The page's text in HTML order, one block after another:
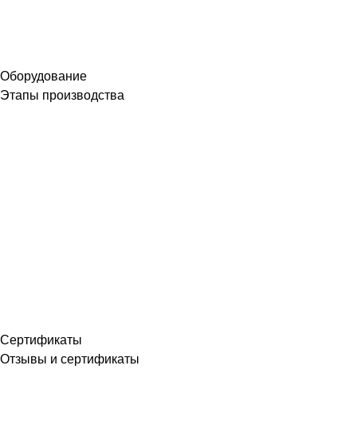
Оборудование
Этапы производства
Сертификаты
Отзывы и сертификаты